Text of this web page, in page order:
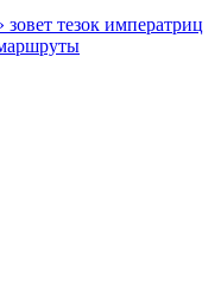
тезок императриц